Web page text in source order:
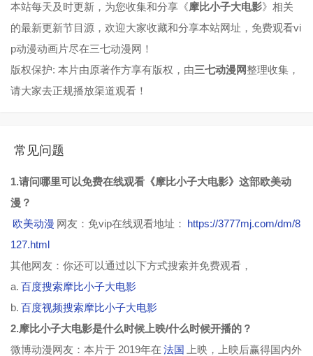
本站每天及时更新，为您收集和分享《摩比小子大电影》相关
的最新更新节目源，欢迎大家收藏和分享本站网址，免费观看vi
p动漫动画片尽在三七动漫网！
版权保护: 本片由原著作方享有版权，由三七动漫网整理收集，
请大家去正规播放渠道观看！
常见问题
1.请问哪里可以免费在线观看《摩比小子大电影》这部欧美动
漫？
欧美动漫 网友：免vip在线观看地址： https://3777mj.com/dm/8
127.html
其他网友：你还可以通过以下方式搜索并免费观看，
a. 百度搜索摩比小子大电影
b. 百度视频搜索摩比小子大电影
2.摩比小子大电影是什么时候上映/什么时候开播的？
微博动漫网友：本片于 2019年在 法国
上映，上映后赢得国内外